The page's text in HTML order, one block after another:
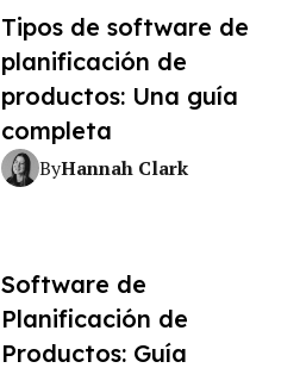
Tipos de software de
planificación de
productos: Una guía
completa
ByHannah Clark
Software de
Planificación de
Productos: Guía